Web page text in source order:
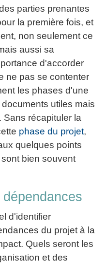
parties prenantes
la première fois, et
non seulement ce
aussi sa
d'accorder
ne pas se contenter
les phases d'une
utiles mais
Sans récapituler la
phase du projet,
quelques points
bien souvent
d'identifier
du projet à la
Quels seront les
et des